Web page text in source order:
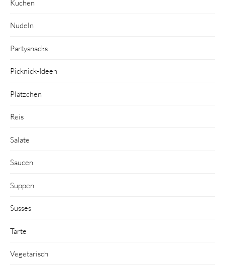
Kuchen
Nudeln
Partysnacks
Picknick-Ideen
Plätzchen
Reis
Salate
Saucen
Suppen
Süsses
Tarte
Vegetarisch